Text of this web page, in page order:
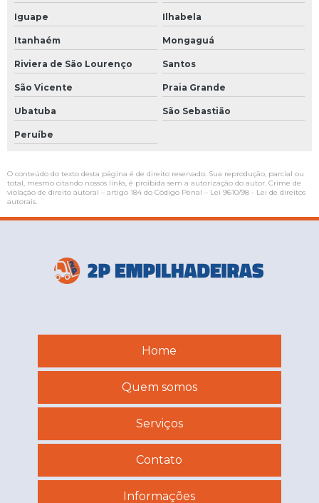
Iguape Ilhabela
Itanhaém Mongaguá
Riviera de São Lourenço Santos
São Vicente Praia Grande
Ubatuba São Sebastião
Peruíbe
O conteúdo do texto desta página é de direito reservado. Sua reprodução, parcial ou
total, mesmo citando nossos links, é proibida sem a autorização do autor. Crime de
violação de direito autoral – artigo 184 do Código Penal – Lei 9610/98 - Lei de direitos
autorais.
Home
Quem somos
Serviços
Contato
Informações